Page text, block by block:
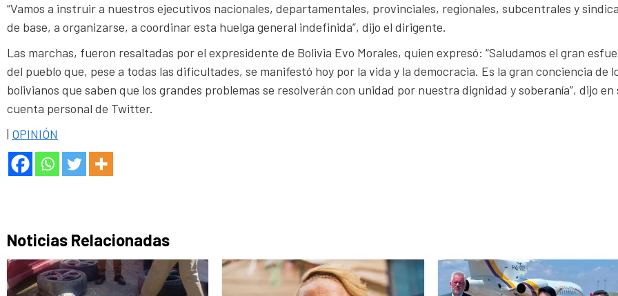
“Vamos a instruir a nuestros ejecutivos nacionales, departamentales, provinciales, regionales, subcentrales y
de base, a organizarse, a coordinar esta huelga general indefinida”, dijo el dirigente.
Las marchas, fueron resaltadas por el expresidente de Bolivia Evo Morales, quien expresó: “Saludamos el gran
del pueblo que, pese a todas las dificultades, se manifestó hoy por la vida y la democracia. Es la gran conciencia de
bolivianos que saben que los grandes problemas se resolverán con unidad por nuestra dignidad y soberanía”, dijo en
cuenta personal de Twitter.
| OPINIÓN
Noticias Relacionadas